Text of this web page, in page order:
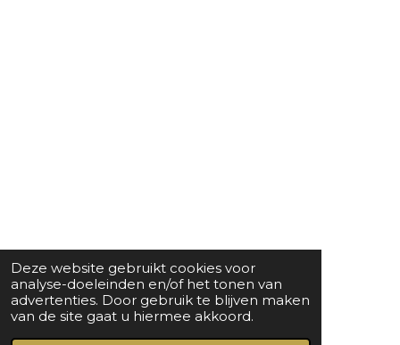
Deze website gebruikt cookies voor
analyse-doeleinden en/of het tonen van
advertenties. Door gebruik te blijven maken
van de site gaat u hiermee akkoord.